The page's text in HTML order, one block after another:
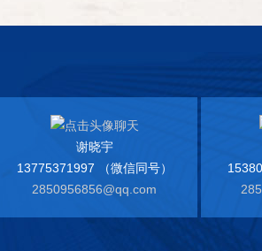
谢晓宇
13775371997 （微信同号）
2850956856@qq.com